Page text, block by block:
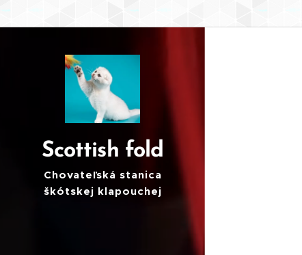
Scottish fold
Chovateľská stanica
škótskej klapouchej